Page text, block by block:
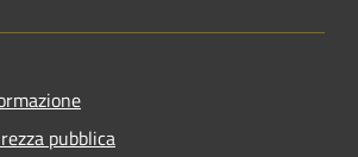
pubblica